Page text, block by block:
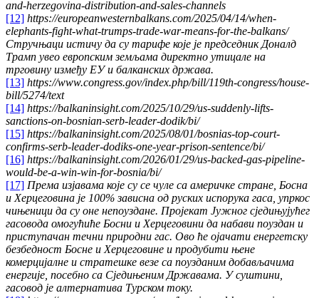
and-herzegovina-distribution-and-sales-channels
[12] https://europeanwesternbalkans.com/2025/04/14/when-
elephants-fight-what-trumps-trade-war-means-for-the-balkans/
Стручњаци истичу да су тарифе које је председник Доналд
Трамп увео европским земљама директно утицале на
трговину између ЕУ и балканских држава.
[13] https://www.congress.gov/index.php/bill/119th-congress/house-
bill/5274/text
[14] https://balkaninsight.com/2025/10/29/us-suddenly-lifts-
sanctions-on-bosnian-serb-leader-dodik/bi/
[15] https://balkaninsight.com/2025/08/01/bosnias-top-court-
confirms-serb-leader-dodiks-one-year-prison-sentence/bi/
[16] https://balkaninsight.com/2026/01/29/us-backed-gas-pipeline-
would-be-a-win-win-for-bosnia/bi/
[17] Према изјавама које су се чуле са америчке стране, Босна
и Херцеговина је 100% зависна од руских испорука гаса, упркос
чињеници да су оне непоуздане. Пројекат Јужног сједињујућег
гасовода омогућиће Босни и Херцеговини да набави поуздан и
приступачан течни природни гас. Ово ће ојачати енергетску
безбедност Босне и Херцеговине и продубити њене
комерцијалне и стратешке везе са поузданим добављачима
енергије, посебно са Сједињеним Државама. У суштини,
гасовод је алтернатива Турском току.